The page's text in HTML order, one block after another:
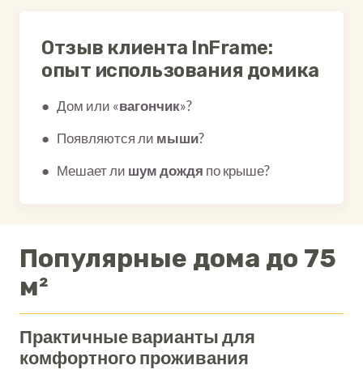
Отзыв клиента InFrame:
опыт использования домика
● Дом или «вагончик»?
● Появляются ли мыши?
● Мешает ли шум дождя по крыше?
Популярные дома до 75
м²
Практичные варианты для
комфортного проживания